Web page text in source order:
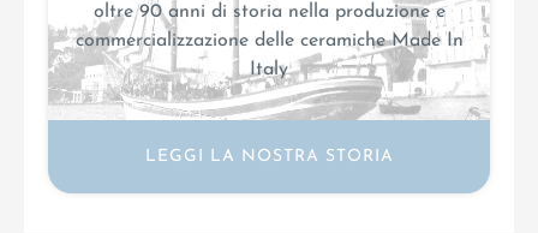
oltre 90 anni di storia nella produzione e
commercializzazione delle ceramiche Made In
Italy
LEGGI LA NOSTRA STORIA